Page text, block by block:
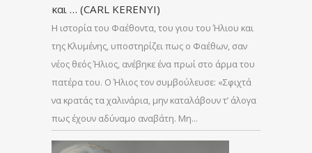
και … (CARL KERENYI)
Η ιστορία του Φαέθοντα, του γιου του Ήλιου και
της Κλυμένης, υποστηρίζει πως ο Φαέθων, σαν
νέος θεός Ήλιος, ανέβηκε ένα πρωί στο άρμα του
πατέρα του. Ο Ήλιος τον συμβούλευσε: «Σφιχτά
να κρατάς τα χαλινάρια, μην καταλάβουν τ’ άλογα
πως έχουν αδύναμο αναβάτη. Μη…